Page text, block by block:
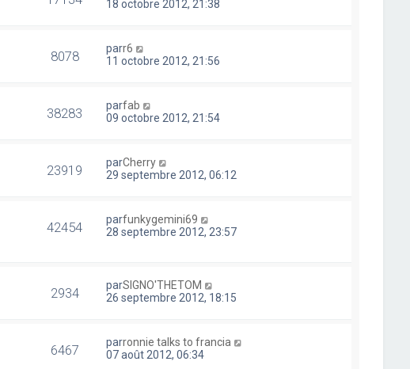
18 octobre 2012, 21:38
8078 parr6
11 octobre 2012, 21:56
38283 parfab
09 octobre 2012, 21:54
23919 parCherry
29 septembre 2012, 06:12
42454 parfunkygemini69
28 septembre 2012, 23:57
2934 parSIGNO'THETOM
26 septembre 2012, 18:15
6467 parronnie talks to francia
07 août 2012, 06:34